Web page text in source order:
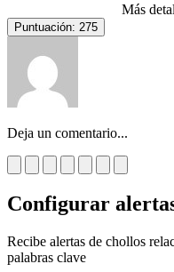
Más
Puntuación: 275
Deja un comentario...
Configurar
Recibe alertas de chollos
palabras clave